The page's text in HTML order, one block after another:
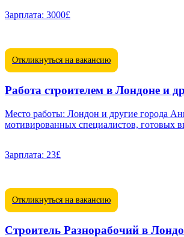
Зарплата: 3000£
Откликнуться на вакансию
Работа строителем в Лондоне и
Место работы: Лондон и другие города Англии Присоединяйтесь к нашей команде строителей, где мы создаем будущее современных городов. Мы ищем
Зарплата: 23£
Откликнуться на вакансию
Строитель Разнорабочий в